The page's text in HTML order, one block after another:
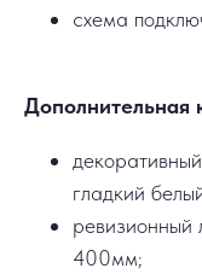
схема
Дополнительная
гладкий
400мм;